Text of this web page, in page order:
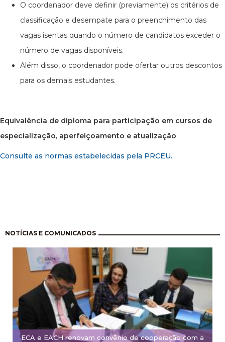
O coordenador deve definir (previamente) os critérios de
classificação e desempate para o preenchimento das
vagas isentas quando o número de candidatos exceder o
número de vagas disponíveis.
Além disso, o coordenador pode ofertar outros descontos
para os demais estudantes.
Equivalência de diploma para participação em cursos de
especialização, aperfeiçoamento e atualização.
Consulte as normas estabelecidas pela PRCEU.
NOTÍCIAS E COMUNICADOS
ECA e EACH renovam convênio de cooperação com a
Paginação